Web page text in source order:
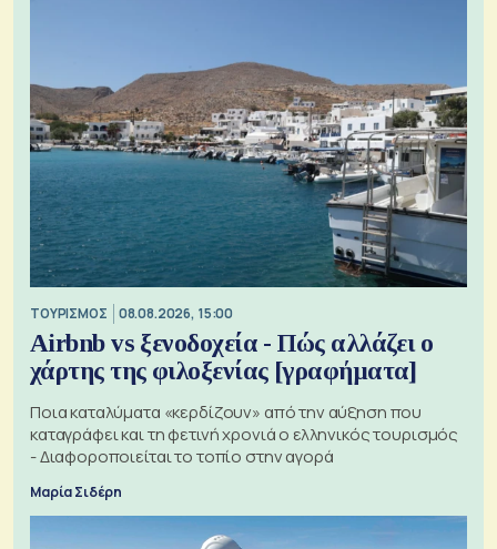
ΤΟΥΡΙΣΜΟΣ 08.08.2026, 15:00
Airbnb vs ξενοδοχεία - Πώς αλλάζει ο
χάρτης της φιλοξενίας [γραφήματα]
Ποια καταλύματα «κερδίζουν» από την αύξηση που
καταγράφει και τη φετινή χρονιά ο ελληνικός τουρισμός
- Διαφοροποιείται το τοπίο στην αγορά
Μαρία Σιδέρη